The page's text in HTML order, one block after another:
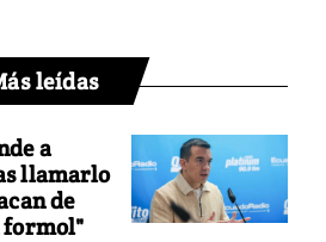
leídas
a
llamarlo
de
formol"